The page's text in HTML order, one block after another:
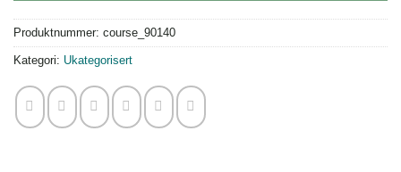
Produktnummer: course_90140
Kategori: Ukategorisert